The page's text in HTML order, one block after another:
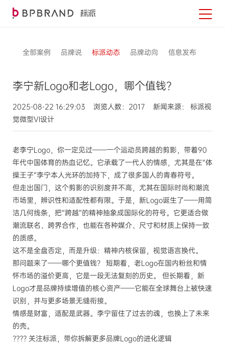
全部案例 品牌说 标派动态 品牌动向 信息发布
李宁新Logo和老Logo，哪个值钱？
2025-08-22 16:29:03 浏览人数：2017 新闻来源： 标派视
觉微型VI设计
老李宁Logo，你一定见过——一个运动员跨越的剪影，带着90
年代中国体育的热血记忆。它承载了一代人的情感，尤其是在“体
操王子”李宁本人光环的加持下，成了很多国人的青春符号。
但走出国门，这个剪影的识别度并不高，尤其在国际时尚和潮流
市场里，辨识性和适配性都有限。于是，新Logo诞生了——用简
洁几何线条，把“跨越”的精神抽象成国际化的符号。它更适合做
潮流联名、跨界合作，也能在各种媒介、尺寸和材质上保持一致
的质感。
这不是全盘否定，而是升级：精神内核保留，视觉语言换代。
那问题来了——哪个更值钱？ 短期看，老Logo在国内粉丝和情
怀市场的溢价更高，它是一段无法复刻的历史。 但长期看，新
Logo才是品牌持续增值的核心资产——它能在全球舞台上被快速
识别，并与更多场景无缝衔接。
情感是财富，适配是武器。李宁留住了过去的魂，也换上了未来
的壳。
???? 关注标派，带你拆解更多品牌Logo的进化逻辑